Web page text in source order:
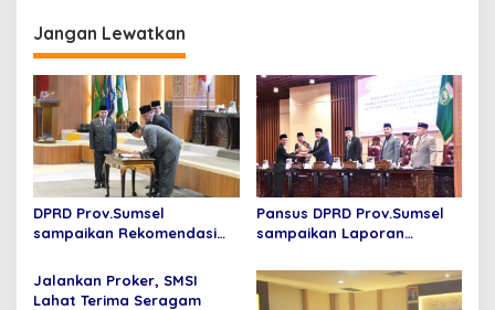
a
s
i
p
o
s
Jangan Lewatkan
DPRD Prov.Sumsel
sampaikan Rekomendasi
Gubernur TA 2024
Pansus DPRD Prov.Sumsel
sampaikan Laporan
dan Bentuk Tim Perumus
Rekomendasi
Jalankan Proker, SMSI
Lahat Terima Seragam